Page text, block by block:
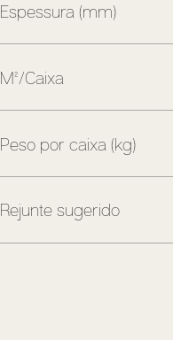
Espessura (mm)
M²/Caixa
Peso por caixa (kg)
Rejunte sugerido